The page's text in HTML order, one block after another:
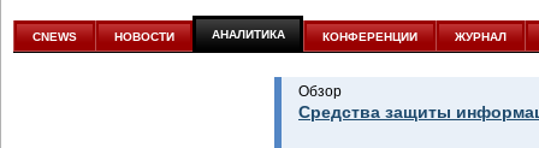
аналитике
CNEWS НОВОСТИ АНАЛИТИКА КОНФЕРЕНЦИИ ЖУРНАЛ
Обзор
Средства защиты